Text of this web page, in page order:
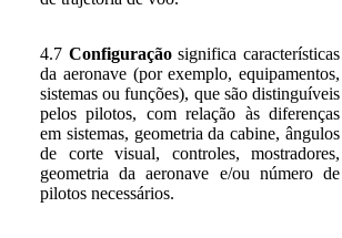
4.7 Configuraçãosignifica características
da aeronave (por exemplo, equipamentos,
sistemas ou funções), que são distinguíveis
pelos pilotos, com relação às diferenças
em sistemas, geometria da cabine, ângulos
de corte visual, controles, mostradores,
geometria da aeronave e/ou número de
pilotos necessários.